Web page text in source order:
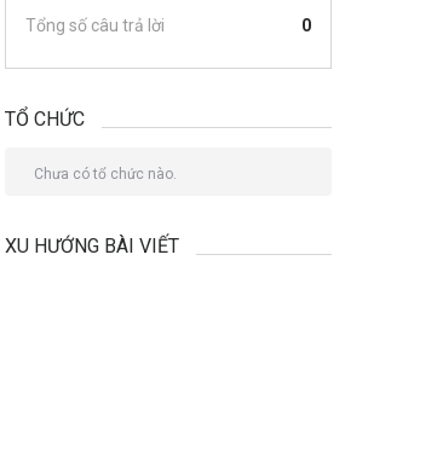
Tổng số câu trả lời
0
TỔ CHỨC
Chưa có tổ chức nào.
XU HƯỚNG BÀI VIẾT